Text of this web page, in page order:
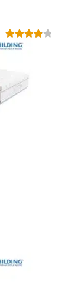
Oceniono